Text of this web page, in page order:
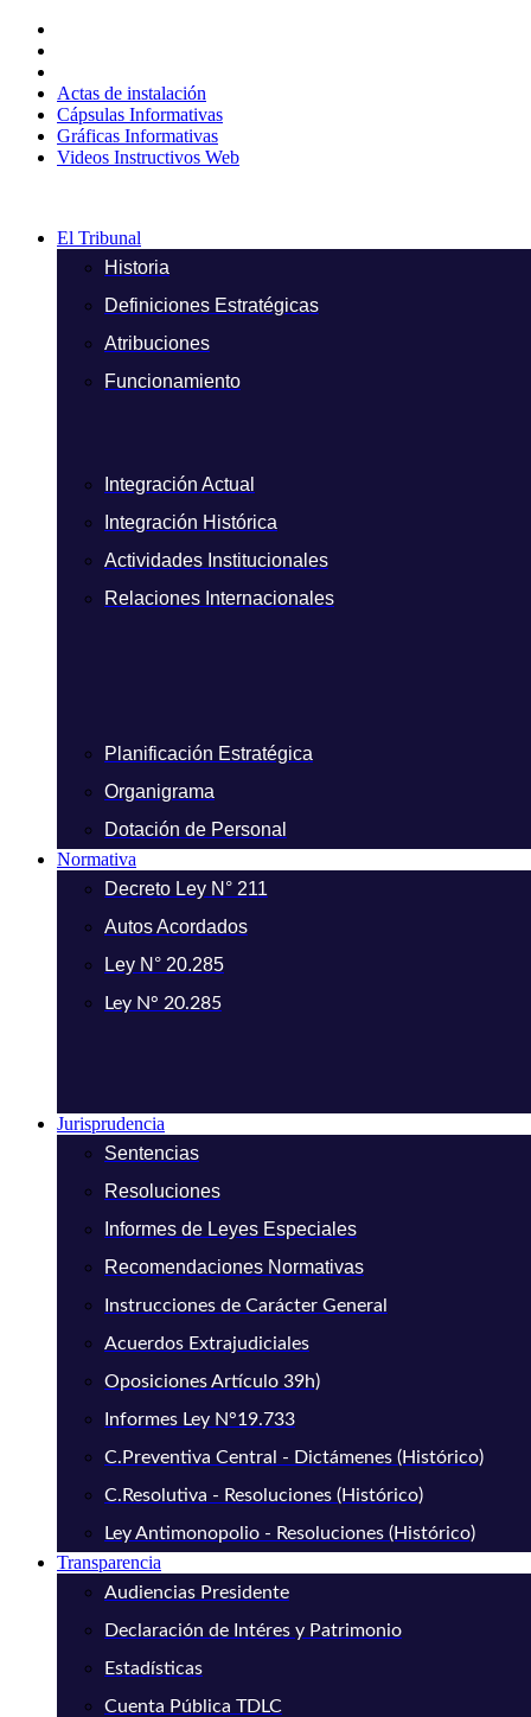
contenido
Actas de instalación
Cápsulas Informativas
Gráficas Informativas
Videos Instructivos Web
El Tribunal
Historia
Definiciones Estratégicas
Atribuciones
Funcionamiento
Integración Actual
Integración Histórica
Actividades Institucionales
Relaciones Internacionales
Planificación Estratégica
Organigrama
Dotación de Personal
Normativa
Decreto Ley N° 211
Autos Acordados
Ley N° 20.285
Ley N° 20.285
Jurisprudencia
Sentencias
Resoluciones
Informes de Leyes Especiales
Recomendaciones Normativas
Instrucciones de Carácter General
Acuerdos Extrajudiciales
Oposiciones Artículo 39h)
Informes Ley N°19.733
C.Preventiva Central - Dictámenes (Histórico)
C.Resolutiva - Resoluciones (Histórico)
Ley Antimonopolio - Resoluciones (Histórico)
Transparencia
Audiencias Presidente
Declaración de Intéres y Patrimonio
Estadísticas
Cuenta Pública TDLC